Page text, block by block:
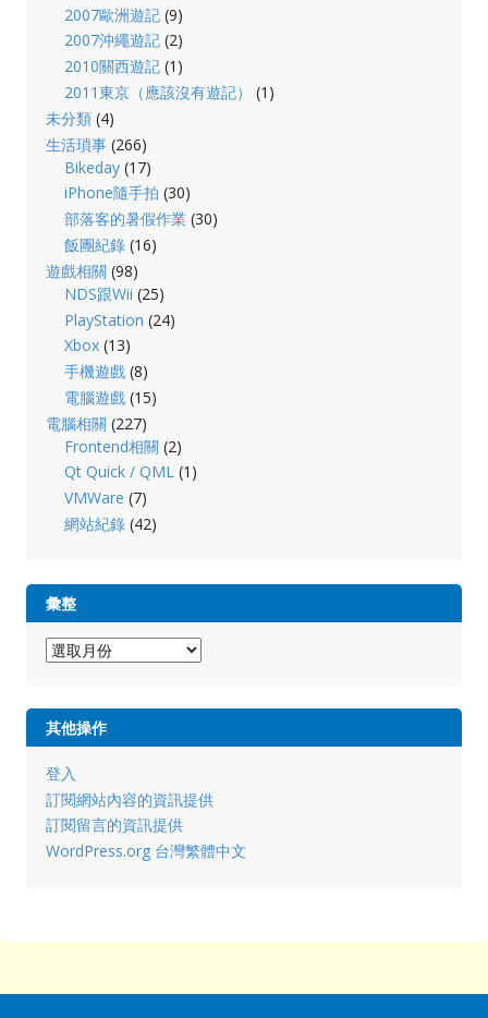
2007歐洲遊記 (9)
2007沖繩遊記 (2)
2010關西遊記 (1)
2011東京（應該沒有遊記）
(1)
未分類(4)
生活瑣事(266)
Bikeday (17)
iPhone隨手拍 (30)
部落客的暑假作業 (30)
飯團紀錄 (16)
遊戲相關 (98)
NDS跟Wii (25)
PlayStation (24)
Xbox (13)
手機遊戲 (8)
電腦遊戲 (15)
電腦相關 (227)
Frontend相關 (2)
Qt Quick / QML (1)
VMWare (7)
網站紀錄 (42)
彙整
其他操作
登入
訂閱網站內容的資訊提供
訂閱留言的資訊提供
WordPress.org 台灣繁體中文